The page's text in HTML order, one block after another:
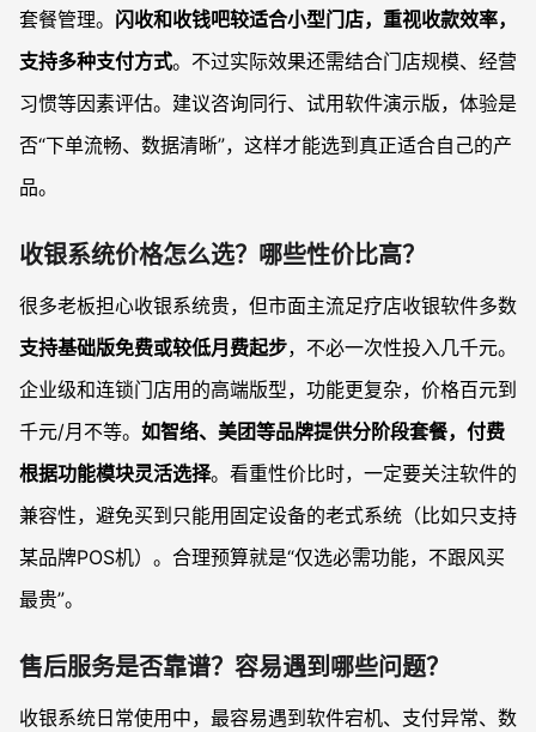
套餐管理。 闪收和收钱吧较适合小型门店，重视收款效率，
支持多种支付方式。不过实际效果还需结合门店规模、经营
习惯等因素评估。建议咨询同行、试用软件演示版，体验是
否“下单流畅、数据清晰”，这样才能选到真正适合自己的产
品。
收银系统价格怎么选？哪些性价比高？
很多老板担心收银系统贵，但市面主流足疗店收银软件多数
支持基础版免费或较低月费起步，不必一次性投入几千元。
企业级和连锁门店用的高端版型，功能更复杂，价格百元到
千元/月不等。 如智络、美团等品牌提供分阶段套餐，付费
根据功能模块灵活选择。看重性价比时，一定要关注软件的
兼容性，避免买到只能用固定设备的老式系统（比如只支持
某品牌POS机）。合理预算就是“仅选必需功能，不跟风买
最贵”。
售后服务是否靠谱？容易遇到哪些问题？
收银系统日常使用中，最容易遇到软件宕机、支付异常、数